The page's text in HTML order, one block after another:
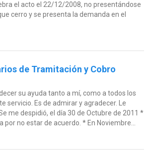
el acto el 22/12/2008, no presentándose
cerro y se presenta la demanda en el
de Tramitación y Cobro
su ayuda tanto a mí, como a todos los
servicio. Es de admirar y agradecer. Le
me despidió, el día 30 de Octubre de 2011 *
por no estar de acuerdo. * En Noviembre...